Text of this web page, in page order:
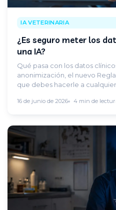
IA VETERINARIA
¿Es seguro meter los
una IA?
Qué pasa con los datos
anonimización, el nuevo
que debes hacerle a
16 de junio de 2026 4 min de